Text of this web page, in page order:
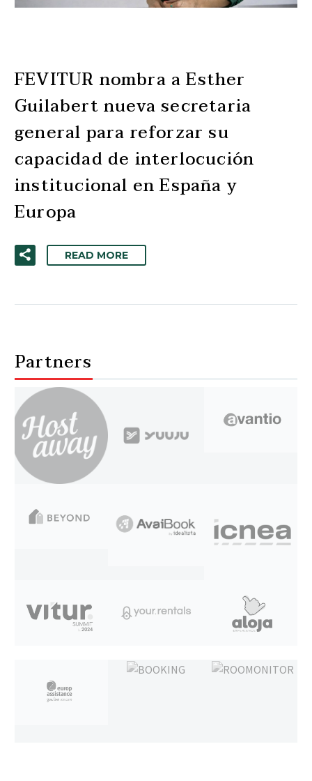
FEVITUR nombra a Esther
Guilabert nueva secretaria
general para reforzar su
capacidad de interlocución
institucional en España y
Europa
READ MORE
Partners